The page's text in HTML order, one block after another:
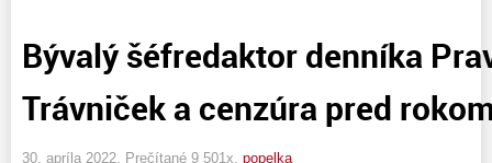
Bývalý šéfredaktor denníka
Trávniček a cenzúra pred
30. apríla 2022, Prečítané 9 501x, popelka